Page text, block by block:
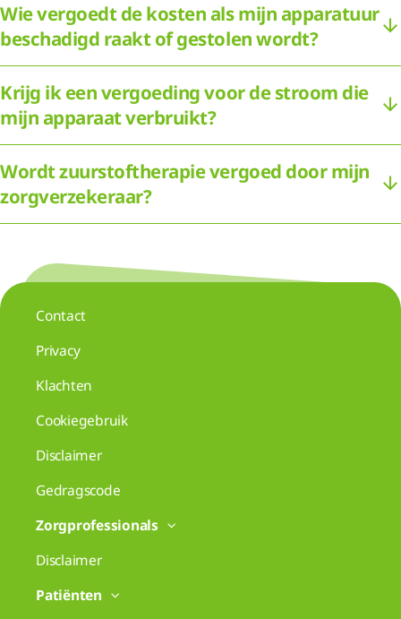
Wie vergoedt de kosten als mijn apparatuur
beschadigd raakt of gestolen wordt?
Krijg ik een vergoeding voor de stroom die
mijn apparaat verbruikt?
Wordt zuurstoftherapie vergoed door mijn
zorgverzekeraar?
Contact
Privacy
Klachten
Cookiegebruik
Disclaimer
Gedragscode
Zorgprofessionals
Disclaimer
Patiënten